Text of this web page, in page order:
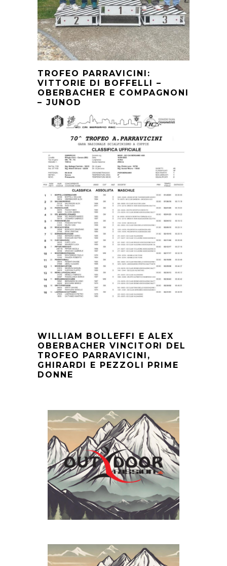
TROFEO PARRAVICINI:
VITTORIE DI BOFFELLI –
OBERBACHER E COMPAGNONI
– JUNOD
WILLIAM BOLLEFFI E ALEX
OBERBACHER VINCITORI DEL
TROFEO PARRAVICINI,
GHIRARDI E PEZZOLI PRIME
DONNE